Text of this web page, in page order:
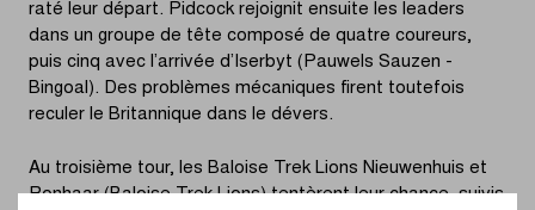
raté leur départ. Pidcock rejoignit ensuite les leaders
dans un groupe de tête composé de quatre coureurs,
puis cinq avec l’arrivée d’Iserbyt (Pauwels Sauzen -
Bingoal). Des problèmes mécaniques firent toutefois
reculer le Britannique dans le dévers.
Au troisième tour, les Baloise Trek Lions Nieuwenhuis et
Ronhaar (Baloise Trek Lions) tentèrent leur chance, suivis